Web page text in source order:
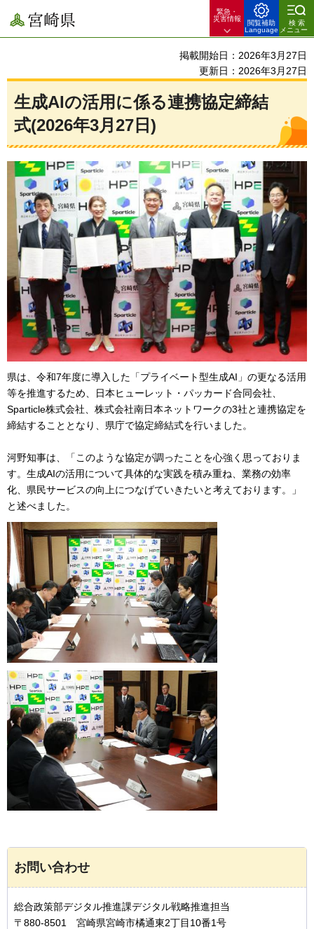
宮崎県
緊急・
災害情報
閲覧補助
Language
検索
メニュー
掲載開始日：2026年3月27日
更新日：2026年3月27日
生成AIの活用に係る連携協定締結
式(2026年3月27日)
県は、令和7年度に導入した「プライベート型生成AI」の更なる活用
等を推進するため、日本ヒューレット・パッカード合同会社、
Sparticle株式会社、株式会社南日本ネットワークの3社と連携協定を
締結することとなり、県庁で協定締結式を行いました。
河野知事は、「このような協定が調ったことを心強く思っておりま
す。生成AIの活用について具体的な実践を積み重ね、業務の効率
化、県民サービスの向上につなげていきたいと考えております。」
と述べました。
お問い合わせ
総合政策部デジタル推進課デジタル戦略推進担当
〒880-8501 宮崎県宮崎市橘通東2丁目10番1号